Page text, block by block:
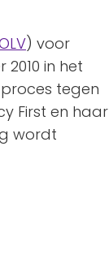
) voor
in het
tegen
First en haar
wordt